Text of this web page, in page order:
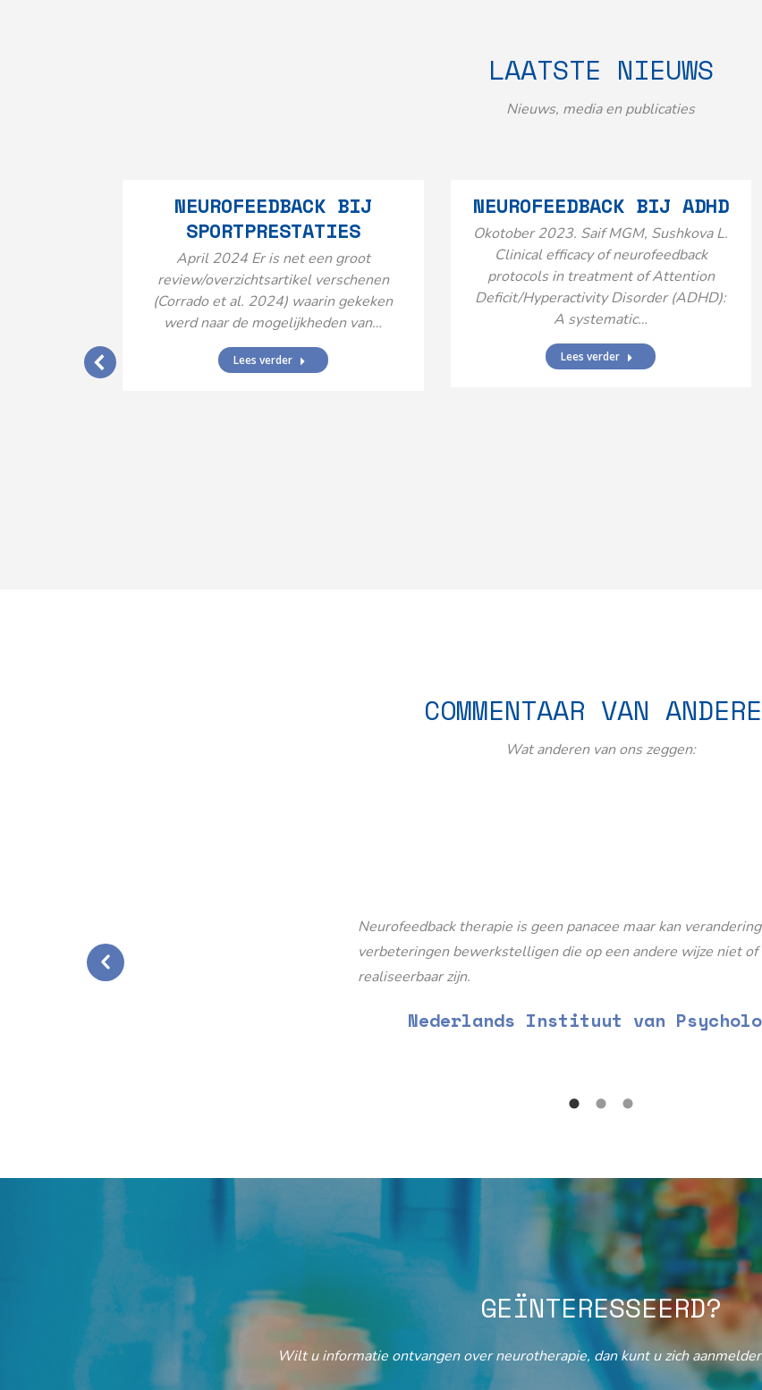
LAATSTE NIEUWS
Nieuws, media en publicaties
NEUROFEEDBACK BIJ
SPORTPRESTATIES
April 2024 Er is net een groot
review/overzichtsartikel verschenen
(Corrado et al. 2024) waarin gekeken
werd naar de mogelijkheden van…
Lees verder
NEUROFEEDBACK BIJ ADHD
Okotober 2023. Saif MGM, Sushkova L.
Clinical efficacy of neurofeedback
protocols in treatment of Attention
Deficit/Hyperactivity Disorder (ADHD):
A systematic…
Lees verder
COMMENTAAR VAN
Wat anderen van ons zeggen:
Neurofeedback therapie is geen panacee maar kan
verbeteringen bewerkstelligen die op een andere wijze niet of
realiseerbaar zijn.
Nederlands Instituut van
GEÏNTERESSEERD?
Wilt u informatie ontvangen over neurotherapie, dan kunt u zich